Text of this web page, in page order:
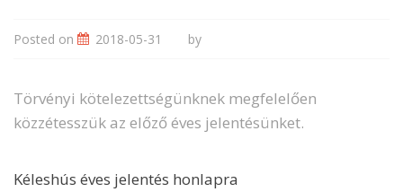
Posted on 2018-05-31 by
Törvényi kötelezettségünknek megfelelően
közzétesszük az előző éves jelentésünket.
Kéleshús éves jelentés honlapra